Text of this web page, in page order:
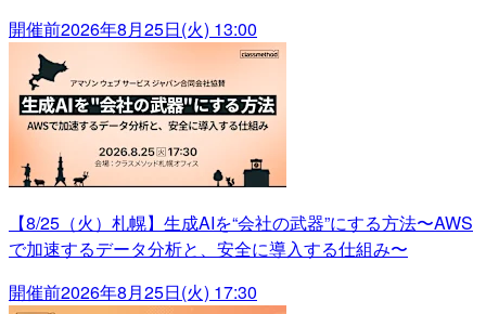
開催前2026年8月25日(火) 13:00
【8/25（火）札幌】生成AIを“会社の武器”にする方法〜AWS
で加速するデータ分析と、安全に導入する仕組み〜
開催前2026年8月25日(火) 17:30